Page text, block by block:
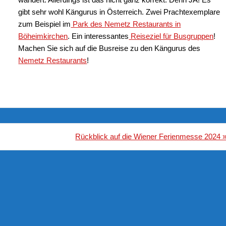
gibt sehr wohl Kängurus in Österreich. Zwei Prachtexemplare
zum Beispiel im Park des Nemetz Restaurants in
Böheimkirchen. Ein interessantes Reiseziel für Busgruppen!
Machen Sie sich auf die Busreise zu den Kängurus des
Nemetz Restaurants!
Rückblick auf die Wiener Ferienmesse 2024